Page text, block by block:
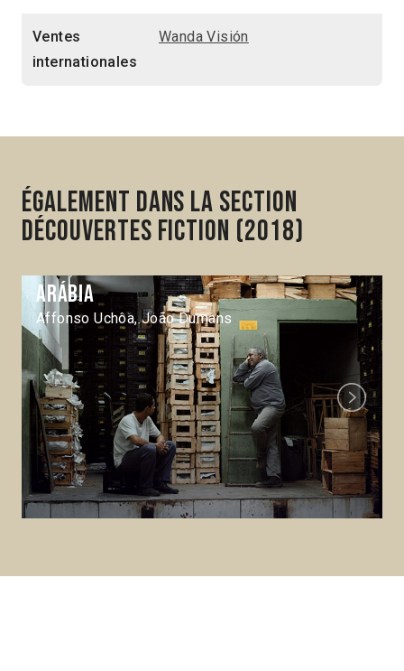
Ventes
internationales
Wanda Visión
Également dans la section
Découvertes Fiction (2018)
Arábia
Affonso Uchôa, João Dumans
Next